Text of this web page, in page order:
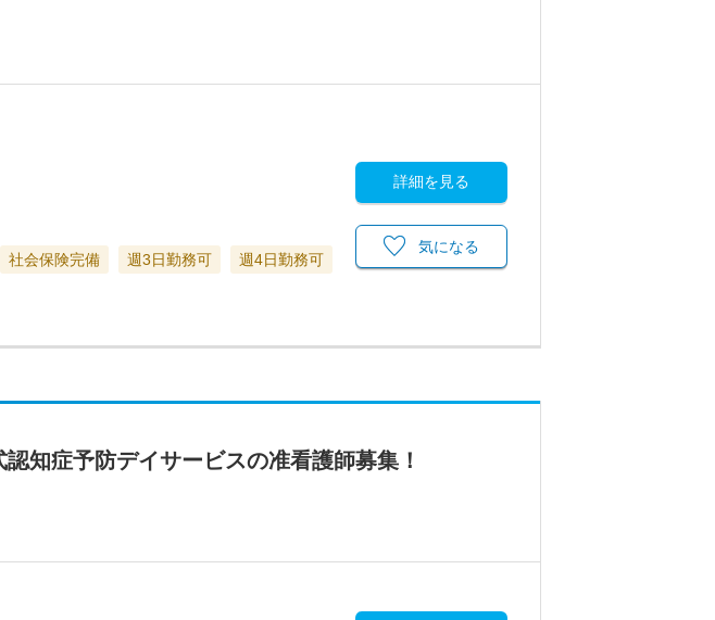
社会保険完備 週3日勤務可
週4日勤務可
詳細を見る
気になる
知症予防デイサービスの准看護師募集！